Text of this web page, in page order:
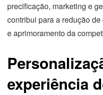
precificação, marketing e
contribui para a redução
e aprimoramento da
experiência